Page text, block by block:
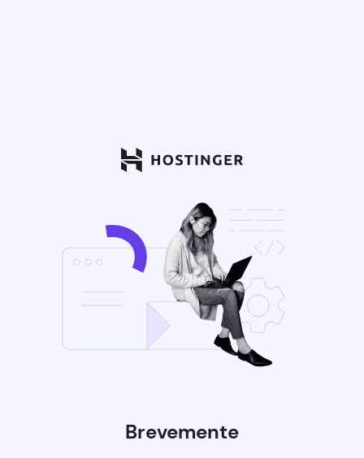
Brevemente